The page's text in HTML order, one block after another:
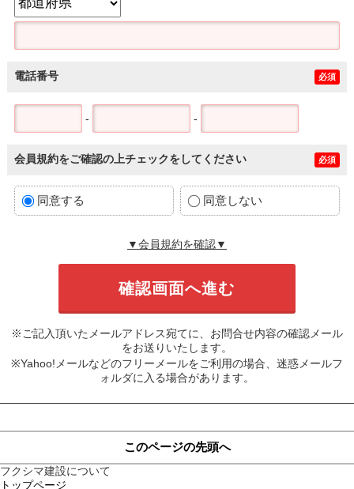
電話番号 必須
- -
会員規約をご確認の上チェックをしてください 必須
同意する 同意しない
▼会員規約を確認▼
※ご記入頂いたメールアドレス宛てに、お問合せ内容の確認メール
をお送りいたします。
※Yahoo!メールなどのフリーメールをご利用の場合、迷惑メールフ
ォルダに入る場合があります。
このページの先頭へ
フクシマ建設について
トップページ